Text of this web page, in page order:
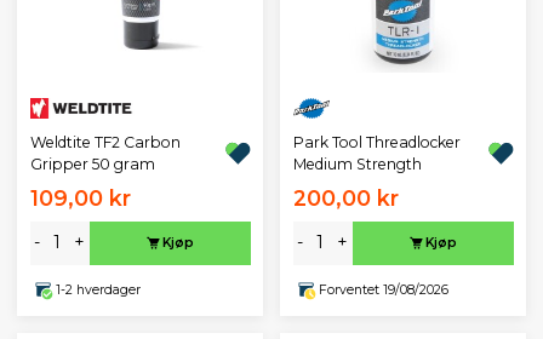
Weldtite TF2 Carbon
Gripper 50 gram
109,00 kr
- + Kjøp
1-2 hverdager
Park Tool Threadlocker
Medium Strength
200,00 kr
- + Kjøp
Forventet 19/08/2026